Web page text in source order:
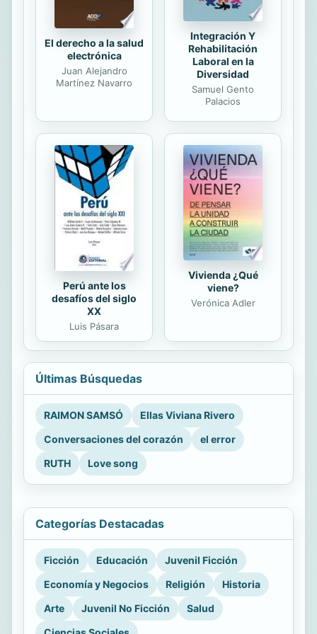
El derecho a la salud
electrónica
Juan Alejandro
Martínez Navarro
Integración Y
Rehabilitación
Laboral en la
Diversidad
Samuel Gento
Palacios
Perú ante los
desafíos del siglo
XX
Luis Pásara
Vivienda ¿Qué
viene?
Verónica Adler
Últimas Búsquedas
RAIMON SAMSÓ
Ellas Viviana Rivero
Conversaciones del corazón
el error
RUTH
Love song
Categorías Destacadas
Ficción Educación
Juvenil Ficción
Economía y Negocios
Religión
Historia
Arte
Juvenil No Ficción
Salud